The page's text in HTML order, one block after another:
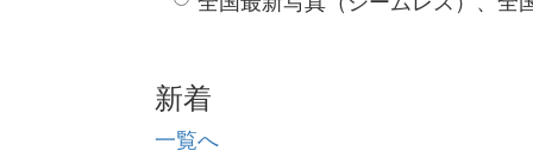
新着
一覧へ